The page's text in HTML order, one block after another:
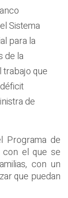
Sistema
para la
de la
trabajo que
de
Programa de
con el que se
con un
que puedan